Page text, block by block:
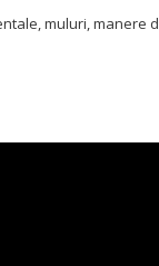
muluri, manere